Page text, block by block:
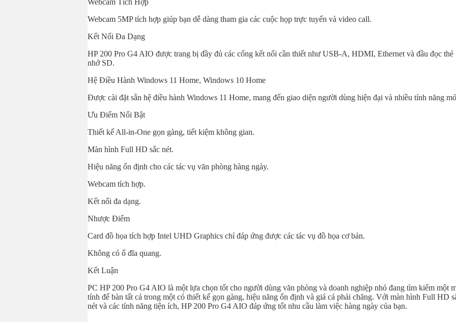
Webcam Tích Hợp
Webcam 5MP tích hợp giúp bạn dễ dàng tham gia các cuộc họp trực tuyến và video call.
Kết Nối Đa Dạng
HP 200 Pro G4 AIO được trang bị đầy đủ các cổng kết nối cần thiết như USB-A, HDMI, Ethernet và đầu đọc thẻ
nhớ SD.
Hệ Điều Hành Windows 11 Home, Windows 10 Home
Được cài đặt sẵn hệ điều hành Windows 11 Home, mang đến giao diện người dùng hiện đại và nhiều tính năng
Ưu Điểm Nổi Bật
Thiết kế All-in-One gọn gàng, tiết kiệm không gian.
Màn hình Full HD sắc nét.
Hiệu năng ổn định cho các tác vụ văn phòng hàng ngày.
Webcam tích hợp.
Kết nối đa dạng.
Nhược Điểm
Card đồ họa tích hợp Intel UHD Graphics chỉ đáp ứng được các tác vụ đồ họa cơ bản.
Không có ổ đĩa quang.
Kết Luận
PC HP 200 Pro G4 AIO là một lựa chọn tốt cho người dùng văn phòng và doanh nghiệp nhỏ đang tìm kiếm một
tính để bàn tất cả trong một có thiết kế gọn gàng, hiệu năng ổn định và giá cả phải chăng. Với màn hình Full HD
nét và các tính năng tiện ích, HP 200 Pro G4 AIO đáp ứng tốt nhu cầu làm việc hàng ngày của bạn.